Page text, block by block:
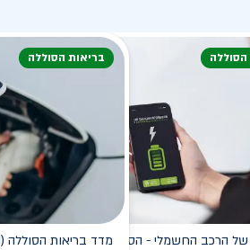
הסוללה
הרכב החשמלי - הסוללה
בריאות הסוללה
מדד בריאות הסוללה (SOH) ברכב חשמלי